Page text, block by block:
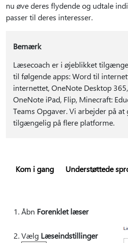
nu øve deres flydende og udtale
passer til deres interesser.
Bemærk
Læsecoach er i øjeblikket
til følgende apps: Word til
internettet, OneNote Desktop
OneNote iPad, Flip, Minecraft:
Teams Opgaver. Vi arbejder på
tilgængelig på flere platforme.
Kom i gang Understøttede
Åbn Forenklet læser
Vælg Læseindstillinger